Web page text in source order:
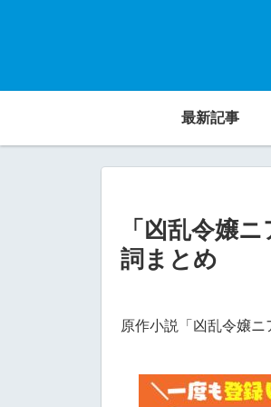
最新記事
「凶乱令嬢
詞まとめ
原作小説「凶乱令嬢ニ